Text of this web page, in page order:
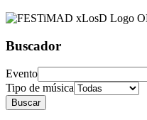
Buscador
Evento
Tipo de música
Buscar